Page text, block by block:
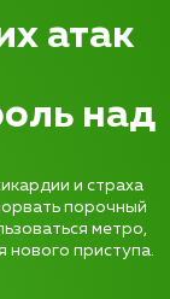
атак
над
и страха
порочный
метро,
нового приступа.